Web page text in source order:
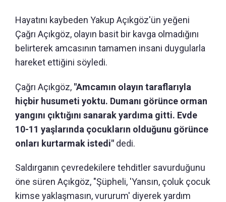
Hayatını kaybeden Yakup Açıkgöz'ün yeğeni
Çağrı Açıkgöz, olayın basit bir kavga olmadığını
belirterek amcasının tamamen insani duygularla
hareket ettiğini söyledi.
Çağrı Açıkgöz, "Amcamın olayın taraflarıyla
hiçbir husumeti yoktu. Dumanı görünce orman
yangını çıktığını sanarak yardıma gitti. Evde
10-11 yaşlarında çocukların olduğunu görünce
onları kurtarmak istedi" dedi.
Saldırganın çevredekilere tehditler savurduğunu
öne süren Açıkgöz, "Şüpheli, 'Yansın, çoluk çocuk
kimse yaklaşmasın, vururum' diyerek yardım